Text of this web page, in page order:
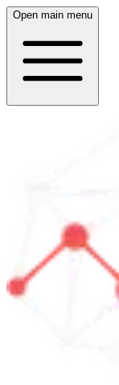
Open main menu